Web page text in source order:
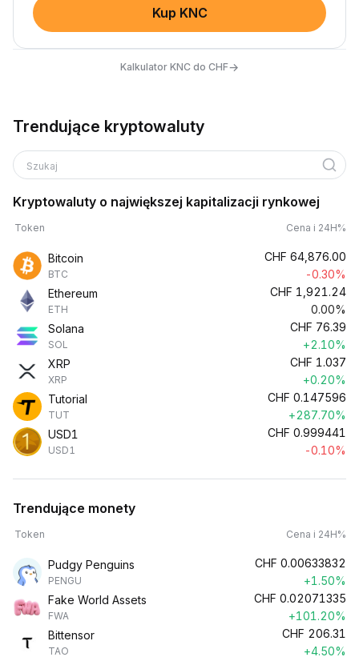
Kup KNC
Kalkulator KNC do CHF→
Trendujące kryptowaluty
Szukaj
Kryptowaluty o największej kapitalizacji rynkowej
Token Cena i 24H%
Bitcoin
BTC
CHF 64,876.00
-0.30%
Ethereum
ETH
CHF 1,921.24
0.00%
Solana
SOL
CHF 76.39
+2.10%
XRP
XRP
CHF 1.037
+0.20%
Tutorial
TUT
CHF 0.147596
+287.70%
USD1
USD1
CHF 0.999441
-0.10%
Trendujące monety
Token Cena i 24H%
Pudgy Penguins
PENGU
CHF 0.00633832
+1.50%
Fake World Assets
FWA
CHF 0.02071335
+101.20%
Bittensor
TAO
CHF 206.31
+4.50%